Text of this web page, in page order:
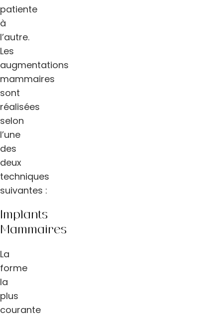
patiente
à
l’autre.
Les
augmentations
mammaires
sont
réalisées
selon
l’une
des
deux
techniques
suivantes :
Implants
Mammaires
La
forme
la
plus
courante